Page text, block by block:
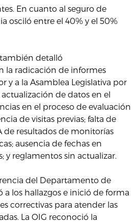
En cuanto al seguro de
osciló entre el 40% y el 50%
detalló
la radicación de informes
y a la Asamblea Legislativa por
de datos en el
en el proceso de evaluación
de visitas previas; falta de
de resultados de monitorías
ausencia de fechas en
y reglamentos sin actualizar.
del Departamento de
a los hallazgos e inició de forma
correctivas para atender las
La OIG reconoció la